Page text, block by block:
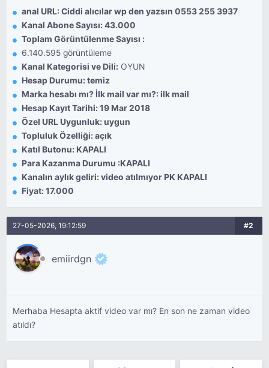
anal URL: Ciddi alıcılar wp den yazsın 0553 255 3937
Kanal Abone Sayısı: 43.000
Toplam Görüntülenme Sayısı :
6.140.595 görüntüleme
Kanal Kategorisi ve Dili: OYUN
Hesap Durumu: temiz
Marka hesabı mı? İlk mail var mı?: ilk mail
Hesap Kayıt Tarihi: 19 Mar 2018
Özel URL Uygunluk: uygun
Topluluk Özelliği: açık
Katıl Butonu: KAPALI
Para Kazanma Durumu :KAPALI
Kanalın aylık geliri: video atılmıyor PK KAPALI
Fiyat: 17.000
27-05-2026, 19:12:59 #2
emiirdgn
Merhaba Hesapta aktif video var mı? En son ne zaman video
atıldı?